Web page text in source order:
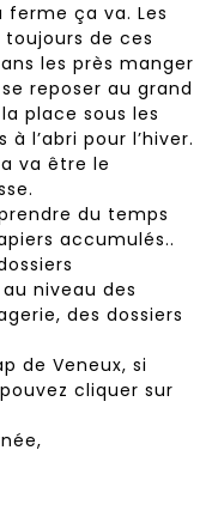
ferme ça va. Les
de ces
les près manger
reposer au grand
place sous les
l’abri pour l’hiver.
va être le
du temps
accumulés..
niveau des
des dossiers
de Veneux, si
cliquer sur